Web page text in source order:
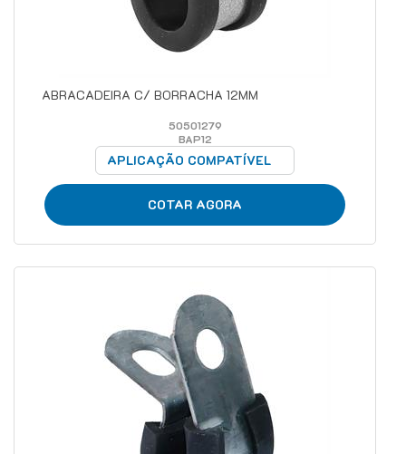
ABRACADEIRA C/ BORRACHA 12MM
50501279
BAP12
APLICAÇÃO COMPATÍVEL
COTAR AGORA